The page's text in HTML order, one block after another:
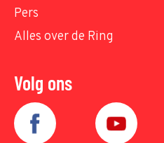
Pers
Alles over de Ring
Volg ons